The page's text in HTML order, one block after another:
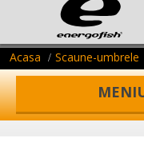
Acasa Scaune-umbrele